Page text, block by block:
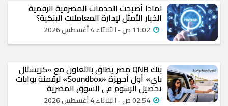
لماذا أصبحت الخدمات المصرفية الرقمية
الخيار الأمثل لإدارة المعاملات البنكية؟
بنك QNB مصر يطلق بالتعاون مع «كريستال
باي» أول أجهزة «Soundbox» لرقمنة بوابات
تحصيل الرسوم في السوق المصرية